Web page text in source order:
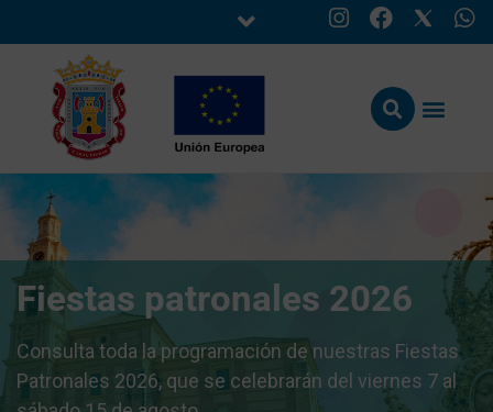
Fiestas patronales 2026
Consulta toda la programación de nuestras Fiestas
Patronales 2026, que se celebrarán del viernes 7 al